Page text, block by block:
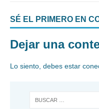
SÉ EL PRIMERO EN
Dejar una
Lo siento, debes estar